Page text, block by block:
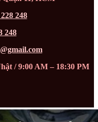
248
248
/ 9:00 AM – 18:30 PM